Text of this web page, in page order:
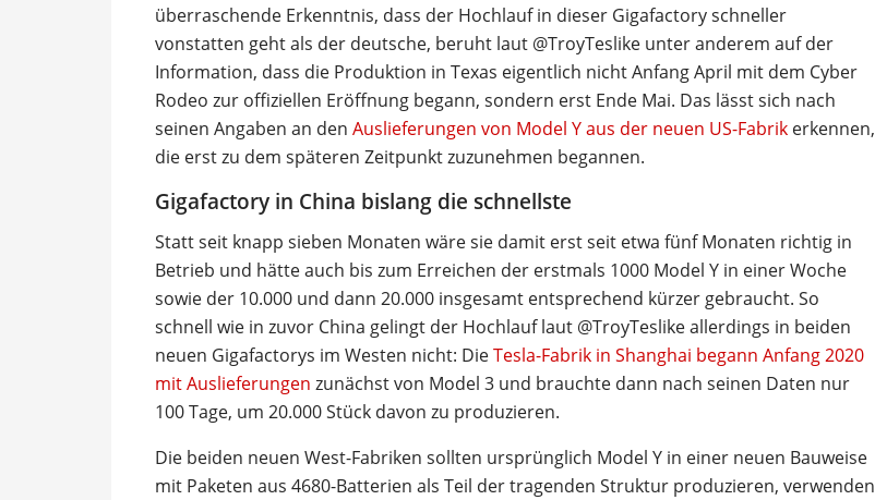
überraschende Erkenntnis, dass der Hochlauf in dieser Gigafactory schneller
vonstatten geht als der deutsche, beruht laut @TroyTeslike unter anderem auf der
Information, dass die Produktion in Texas eigentlich nicht Anfang April mit dem Cyber
Rodeo zur offiziellen Eröffnung begann, sondern erst Ende Mai. Das lässt sich nach
seinen Angaben an den Auslieferungen von Model Y aus der neuen US-Fabrik erkennen,
die erst zu dem späteren Zeitpunkt zuzunehmen begannen.
Gigafactory in China bislang die schnellste
Statt seit knapp sieben Monaten wäre sie damit erst seit etwa fünf Monaten richtig in
Betrieb und hätte auch bis zum Erreichen der erstmals 1000 Model Y in einer Woche
sowie der 10.000 und dann 20.000 insgesamt entsprechend kürzer gebraucht. So
schnell wie in zuvor China gelingt der Hochlauf laut @TroyTeslike allerdings in beiden
neuen Gigafactorys im Westen nicht: DieTesla-Fabrik in Shanghai begann Anfang 2020
mit Auslieferungen zunächst von Model 3 und brauchte dann nach seinen Daten nur
100 Tage, um 20.000 Stück davon zu produzieren.
Die beiden neuen West-Fabriken sollten ursprünglich Model Y in einer neuen Bauweise
mit Paketen aus 4680-Batterien als Teil der tragenden Struktur produzieren, verwenden